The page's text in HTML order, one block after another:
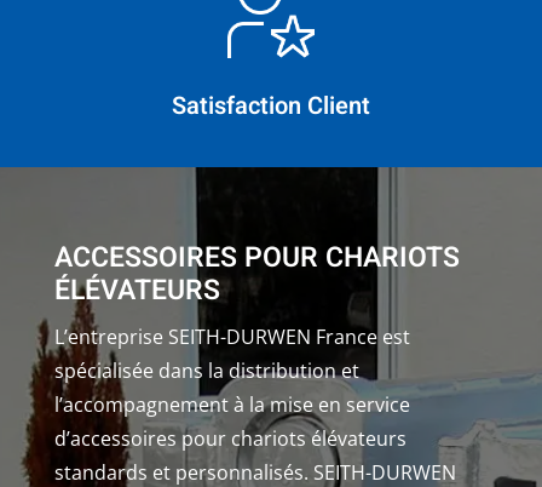
Satisfaction Client
ACCESSOIRES POUR CHARIOTS
ÉLÉVATEURS
L’entreprise SEITH-DURWEN France est
spécialisée dans la distribution et
l’accompagnement à la mise en service
d’accessoires pour chariots élévateurs
standards et personnalisés. SEITH-DURWEN